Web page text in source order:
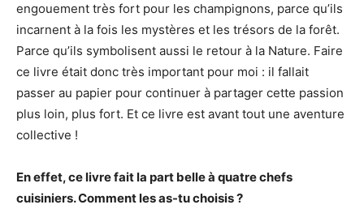
engouement très fort pour les champignons, parce qu’ils
incarnent à la fois les mystères et les trésors de la forêt.
Parce qu’ils symbolisent aussi le retour à la Nature. Faire
ce livre était donc très important pour moi : il fallait
passer au papier pour continuer à partager cette passion
plus loin, plus fort. Et ce livre est avant tout une aventure
collective !
En effet, ce livre fait la part belle à quatre chefs
cuisiniers. Comment les as-tu choisis ?